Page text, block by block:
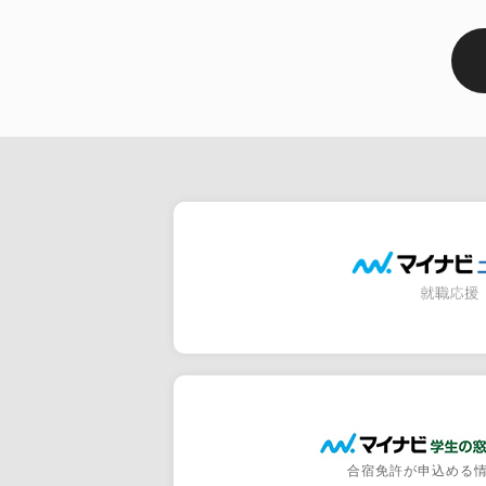
合宿免許が申込める